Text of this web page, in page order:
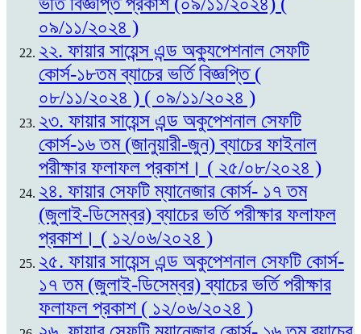
০৯/১১/২০২৪ )
২২. ফায়ার সায়েন্স এন্ড অক্যুপেশনাল সেফটি
কোর্স-১৮তম ব্যাচের ভর্তি বিজ্ঞপ্তি (
০৮/১১/২০২৪ ) ( ০৯/১১/২০২৪ )
২৩. ফায়ার সায়েন্স এন্ড অকুপেশনাল সেফটি
কোর্স-১৬ তম (জানুয়ারী-জুন) ব্যাচের ফাইনাল
পরীক্ষার ফলাফল প্রকাশ। ( ২৫/০৮/২০২৪ )
২৪. ফায়ার সেফটি ম্যানেজার কোর্স- ১৭ তম
(জুলাই-ডিসেম্বর) ব্যাচের ভর্তি পরীক্ষার ফলাফল
প্রকাশ। ( ১২/০৬/২০২৪ )
২৫. ফায়ার সায়েন্স এন্ড অকুপেশনাল সেফটি কোর্স-
১৭ তম (জুলাই-ডিসেম্বর) ব্যাচের ভর্তি পরীক্ষার
ফলাফল প্রকাশ ( ১২/০৬/২০২৪ )